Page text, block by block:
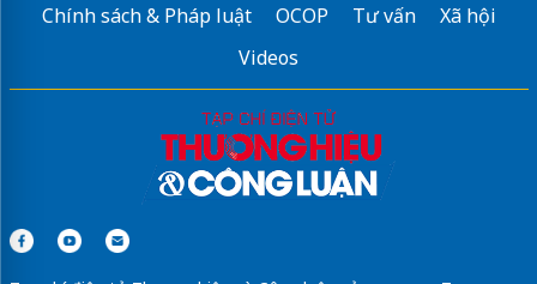
Chính sách & Pháp luật
OCOP Tư vấn
Xã hội
Videos